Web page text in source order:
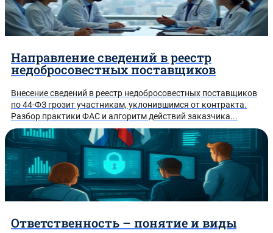
Направление сведений в реестр
недобросовестных поставщиков
Внесение сведений в реестр недобросовестных поставщиков
по 44-ФЗ грозит участникам, уклонившимся от контракта.
Разбор практики ФАС и алгоритм действий заказчика...
Ответственность – понятие и виды